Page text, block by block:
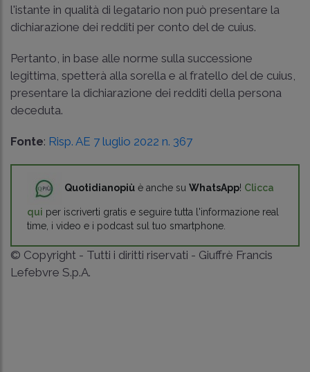
l'istante in qualità di legatario non può presentare la
dichiarazione dei redditi per conto del de cuius.
Pertanto, in base alle norme sulla successione
legittima, spetterà alla sorella e al fratello del de cuius,
presentare la dichiarazione dei redditi della persona
deceduta.
Fonte: Risp. AE 7 luglio 2022 n. 367
Quotidianopiù è anche su WhatsApp! Clicca
qui per iscriverti gratis e seguire tutta l'informazione real
time, i video e i podcast sul tuo smartphone.
© Copyright - Tutti i diritti riservati - Giuffrè Francis
Lefebvre S.p.A.